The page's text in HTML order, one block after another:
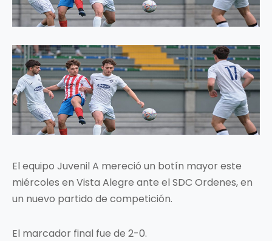
El equipo Juvenil A mereció un botín mayor este
miércoles en Vista Alegre ante el SDC Ordenes, en
un nuevo partido de competición.
El marcador final fue de 2-0.